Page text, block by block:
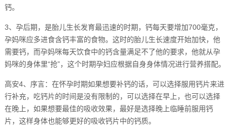
钙。
3、孕后期，是胎儿生长发育最迅速的时期，钙每天要增加700毫克，
孕妈咪应多进食含钙丰富的食物。这时的胎儿生长速度开始加快，他
需要钙，而孕妈咪每天饮食中的钙含量满足不了他的要求，他就从孕
妈咪的身体里“抢”，这个时期孕妇应根据自身身体情况进行营养搭配。
高安4、序言：在怀孕时期如果想要补钙的话，可以选择服用钙片来进
行补充，吃钙片的时间是没有限制的，可以选择在早上，也可以选择
在晚上，如果想要最佳的吸收效果，最好是选择晚上临睡前服用钙
片，这样身体也能够更好的吸收钙片中的钙质。